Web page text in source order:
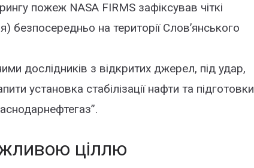
пожеж NASA FIRMS зафіксував чіткі
безпосередньо на території Слов’янського
дослідників з відкритих джерел, під удар,
установка стабілізації нафти та підготовки
ціллю